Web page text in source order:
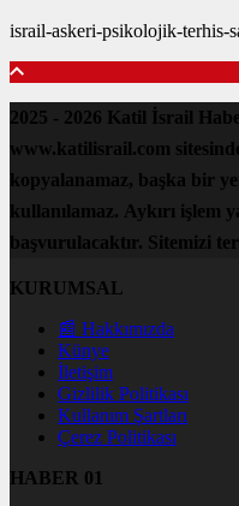
israil-askeri-psikolojik-terhis-
2025 - 2026 Katil İsrail
www.katilisrail.com
kopyalanamaz, başka bir
kullanılamaz. Aykırı işlem
başvurulacaktır. Sitemizi
KURUMSAL
📰 Hakkımızda
Künye
İletişim
Gizlilik Politikası
Kullanım Şartları
Çerez Politikası
HABER 01